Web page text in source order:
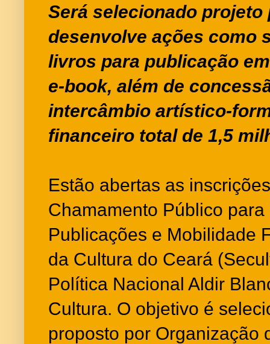
Será selecionado projeto
desenvolve ações como
livros para publicação
e-book, além de
intercâmbio artístico-
financeiro total de 1,5
Estão abertas as
Chamamento Público
Publicações e Mobilidade
da Cultura do Ceará
Política Nacional Aldir
Cultura. O objetivo é
proposto por Organização